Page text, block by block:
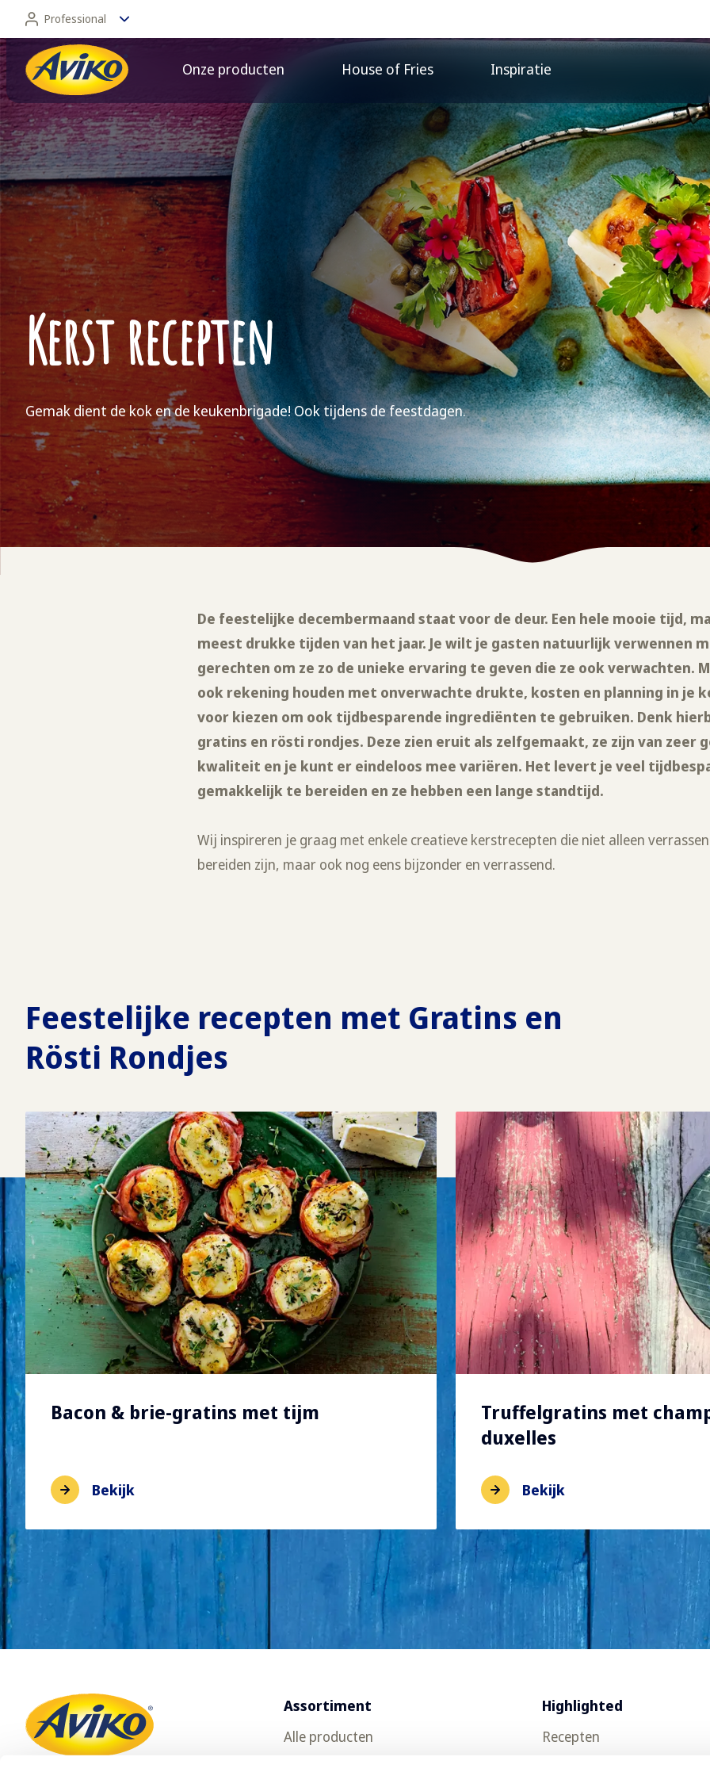
Professional
Professional
Consument
Onze producten House of Fries Inspiratie
Kerst recepten
Gemak dient de kok en de keukenbrigade! Ook tijdens de feestdagen.
De feestelijke decembermaand staat voor de deur. Een hele mooie tijd,
meest drukke tijden van het jaar. Je wilt je gasten natuurlijk verwennen
gerechten om ze zo de unieke ervaring te geven die ze ook verwachten.
ook rekening houden met onverwachte drukte, kosten en planning in je
voor kiezen om ook tijdbesparende ingrediënten te gebruiken. Denk
gratins en rösti rondjes. Deze zien eruit als zelfgemaakt, ze zijn van zeer
kwaliteit en je kunt er eindeloos mee variëren. Het levert je veel
gemakkelijk te bereiden en ze hebben een lange standtijd.
Wij inspireren je graag met enkele creatieve kerstrecepten die niet alleen
bereiden zijn, maar ook nog eens bijzonder en verrassend.
Feestelijke recepten met Gratins en
Rösti Rondjes
Bacon & brie-gratins met tijm
Bekijk
Truffelgratins met
duxelles
Bekijk
Assortiment
Alle producten
Highlighted
Recepten